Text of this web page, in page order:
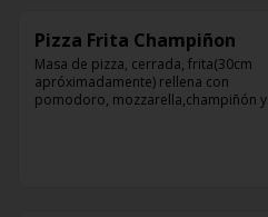
Pizza Frita Champiñon
Masa de pizza, cerrada, frita(30cm
apróximadamente) rellena con
pomodoro, mozzarella,champiñón y